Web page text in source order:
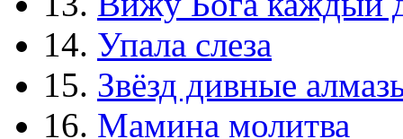
14. Упала слеза
15. Звёзд дивные
16. Мамина молитва